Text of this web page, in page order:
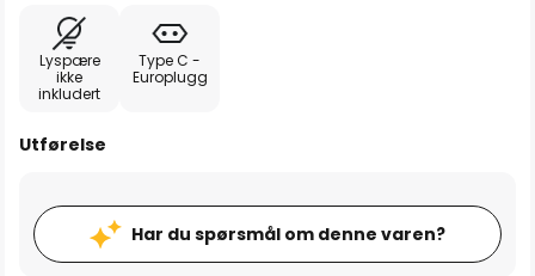
Lyspære
ikke
inkludert
Type C -
Europlugg
Utførelse
Har du spørsmål om denne varen?